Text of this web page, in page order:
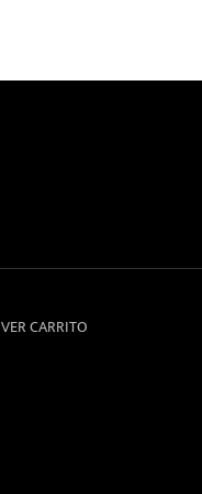
VER CARRITO